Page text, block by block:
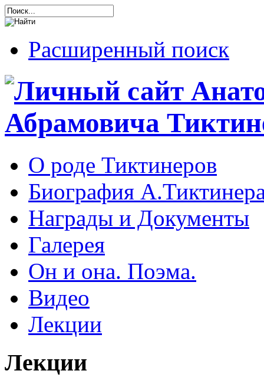
Расширенный поиск
О роде Тиктинеров
Биография
Награды и Документы
Галерея
Он и она. Поэма.
Видео
Лекции
Лекции